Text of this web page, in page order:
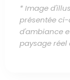
* Image
présentée
d'ambiance
paysage réel